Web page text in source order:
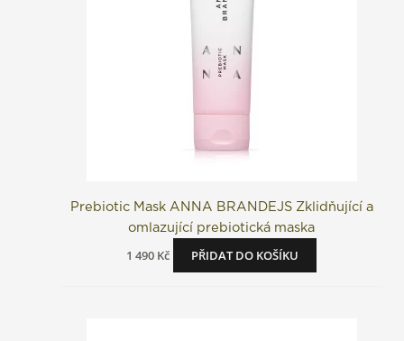
Prebiotic Mask ANNA BRANDEJS Zklidňující a
omlazující prebiotická maska
1 490 Kč PŘIDAT DO KOŠÍKU